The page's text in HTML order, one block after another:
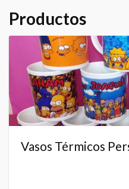
Productos
Vasos Térmicos